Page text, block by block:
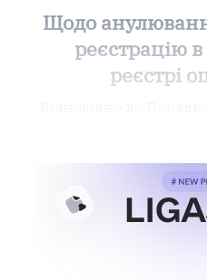
Щодо
реєстрацію
реєстрі